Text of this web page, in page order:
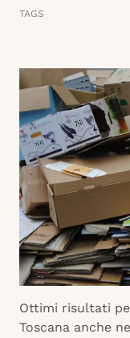
TAGS
Ottimi risultati
Toscana anche